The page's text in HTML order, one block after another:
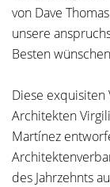
von Dave
unsere
Besten
Diese
Architekten
Martínez
des Jahrzehnts